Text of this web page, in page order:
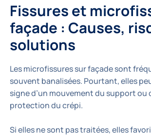
Fissures et
façade : Causes,
solutions
Les microfissures sur façade sont
souvent banalisées. Pourtant, elles
signe d’un mouvement du support ou
protection du crépi.
Si elles ne sont pas traitées, elles